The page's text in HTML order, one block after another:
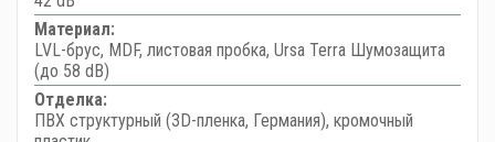
Материал:
LVL-брус, MDF, листовая пробка, Ursa Terra Шумозащита
(до 58 dB)
Отделка:
ПВХ структурный (3D-пленка, Германия), кромочный